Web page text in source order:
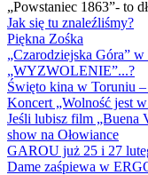
„Powstaniec 1863”- to
Jak się tu znaleźliśmy?
Piękna Zośka
„Czarodziejska Góra”
„WYZWOLENIE”...?
Święto kina w Toruniu
Koncert „Wolność jest
Jeśli lubisz film „Buena
show na Ołowiance
GAROU już 25 i 27
Dame zaśpiewa w